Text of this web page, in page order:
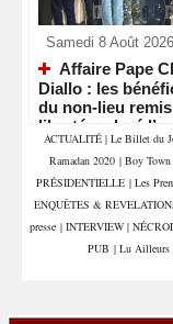
Samedi 8 Août
Affaire Pape
Diallo : les
du non-lieu
liberté malgré
parquet
ACTUALITÉ | Le Billet du
Ramadan 2020 | Boy Town
PRÉSIDENTIELLE | Les
ENQUÊTES &
presse | INTERVIEW |
PUB | Lu Ailleurs